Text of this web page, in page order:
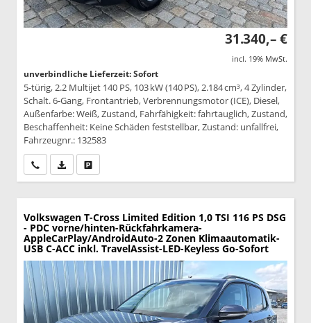
31.340,– €
incl. 19% MwSt.
unverbindliche Lieferzeit: Sofort
5-türig, 2.2 Multijet 140 PS, 103 kW (140 PS), 2.184 cm³, 4 Zylinder,
Schalt. 6-Gang, Frontantrieb, Verbrennungsmotor (ICE), Diesel,
Außenfarbe: Weiß, Zustand, Fahrfähigkeit: fahrtauglich, Zustand,
Beschaffenheit: Keine Schäden feststellbar, Zustand: unfallfrei,
Fahrzeugnr.: 132583
Wir rufen Sie anPDF-Datei, Fahrzeugexposé drucken
Volkswagen T-Cross Limited Edition 1,0 TSI 116 PS DSG
- PDC vorne/hinten-Rückfahrkamera-
AppleCarPlay/AndroidAuto-2 Zonen Klimaautomatik-
USB C-ACC inkl. TravelAssist-LED-Keyless Go-Sofort